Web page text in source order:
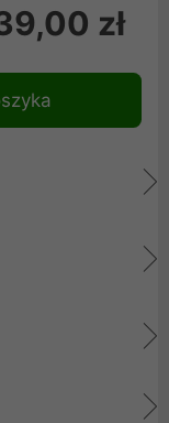
zł